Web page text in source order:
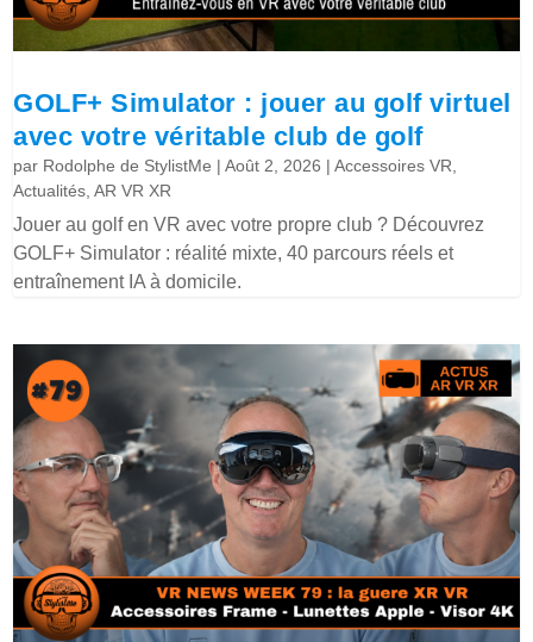
GOLF+ Simulator : jouer au golf virtuel
avec votre véritable club de golf
par Rodolphe de StylistMe |Août 2, 2026 |Accessoires VR,
Actualités,AR VR XR
Jouer au golf en VR avec votre propre club ? Découvrez
GOLF+ Simulator : réalité mixte, 40 parcours réels et
entraînement IA à domicile.